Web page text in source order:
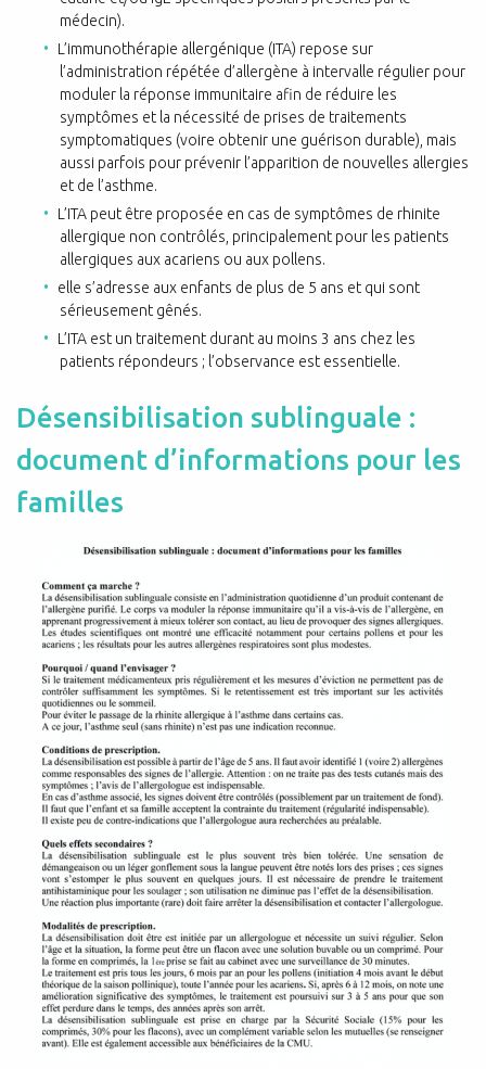
médecin).
L’immunothérapie allergénique (ITA) repose sur
l’administration répétée d’allergène à intervalle régulier pour
moduler la réponse immunitaire afin de réduire les
symptômes et la nécessité de prises de traitements
symptomatiques (voire obtenir une guérison durable), mais
aussi parfois pour prévenir l’apparition de nouvelles allergies
et de l’asthme.
L’ITA peut être proposée en cas de symptômes de rhinite
allergique non contrôlés, principalement pour les patients
allergiques aux acariens ou aux pollens.
elle s’adresse aux enfants de plus de 5 ans et qui sont
sérieusement gênés.
L’ITA est un traitement durant au moins 3 ans chez les
patients répondeurs ; l’observance est essentielle.
Désensibilisation sublinguale :
document d’informations pour les
familles